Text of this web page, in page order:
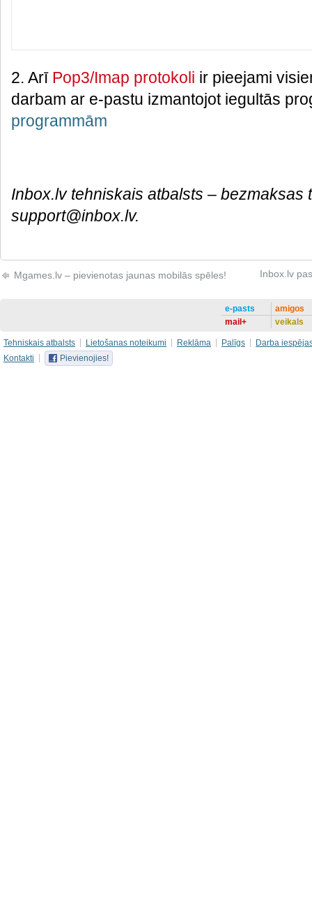
2. Arī Pop3/Imap protokoli ir pieejami
darbam ar e-pastu izmantojot iegultās
programmām
Inbox.lv tehniskais atbalsts – bezmaksas
support@inbox.lv.
Mgames.lv – pievienotas jaunas mobilās spēles! Inbox.lv
e-pasts
mail+
amigos
veikals
Tehniskais atbalsts Lietošanas noteikumi Reklāma Palīgs
Darba
Kontakti
Pievienojies!